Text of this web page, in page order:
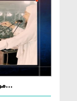
مركز الدعوة الإسلامية ينظم اجتماعًا تربويًا ضخمًا...